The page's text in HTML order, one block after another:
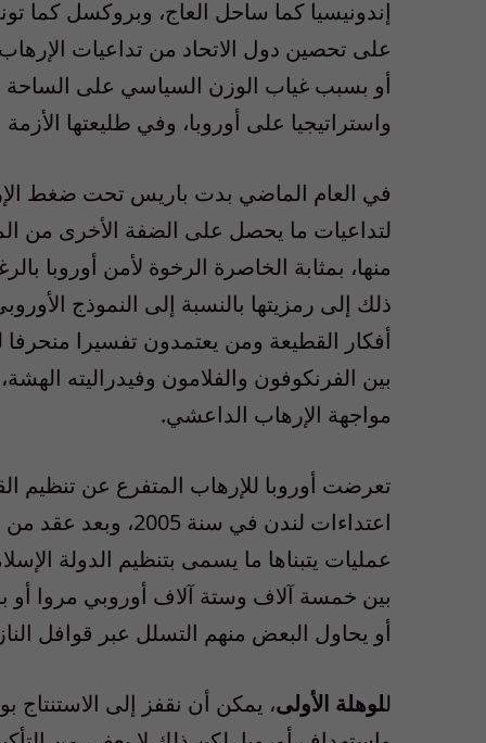
إندونيسيا كما ساحل العاج، وبروكسل كما
على تحصين دول الاتحاد من تداعيات
أو بسبب غياب الوزن السياسي على الساحة
واستراتيجيا على أوروبا، وفي طليعتها
في العام الماضي بدت باريس تحت ضغط
لتداعيات ما يحصل على الضفة الأخرى من
منها، بمثابة الخاصرة الرخوة لأمن أوروبا
ذلك إلى رمزيتها بالنسبة إلى النموذج
أفكار القطيعة ومن يعتمدون تفسيرا منحرفا
بين الفرنكوفون والفلامون وفيدراليته
مواجهة الإرهاب الداعشي.
اعتداءات لندن في
عمليات يتبناها ما يسمى بتنظيم الدولة
بين خمسة آلاف وستة آلاف أوروبي مروا أو
أو يحاول البعض منهم التسلل عبر قوافل
للوهلة الأولى، يمكن أن نقفز إلى